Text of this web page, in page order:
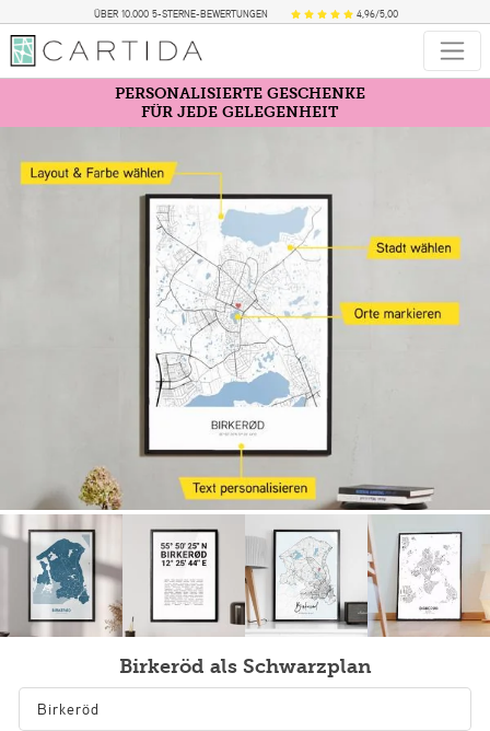
ÜBER 10.000 5-STERNE-BEWERTUNGEN 4,96/5,00
PERSONALISIERTE GESCHENKE
FÜR JEDE GELEGENHEIT
Birkeröd als Schwarzplan